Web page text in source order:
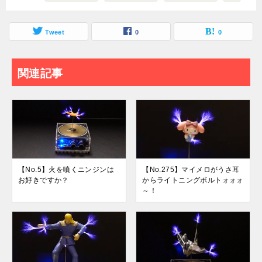
Tweet 0 0
関連記事
【No.5】火を噴くニンジンは
お好きですか？
【No.275】マイメロがうさ耳
からライトニングボルトォォォ
～！